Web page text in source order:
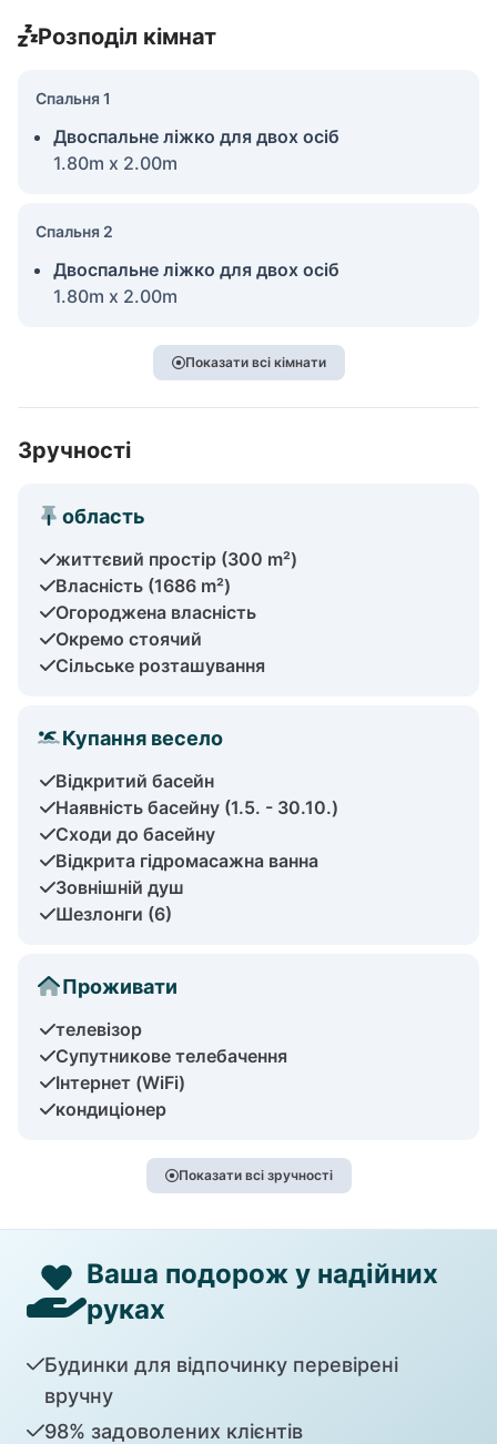
Розподіл кімнат
Спальня 1
Двоспальне ліжко для двох осіб
1.80m x 2.00m
Спальня 2
Двоспальне ліжко для двох осіб
1.80m x 2.00m
Показати всі кімнати
Зручності
область
життєвий простір (300 m²)
Власність (1686 m²)
Огороджена власність
Окремо стоячий
Сільське розташування
Купання весело
Відкритий басейн
Наявність басейну (1.5. - 30.10.)
Сходи до басейну
Відкрита гідромасажна ванна
Зовнішній душ
Шезлонги (6)
Проживати
телевізор
Супутникове телебачення
Інтернет (WiFi)
кондиціонер
Показати всі зручності
Ваша подорож у надійних
руках
Будинки для відпочинку перевірені
вручну
98% задоволених клієнтів